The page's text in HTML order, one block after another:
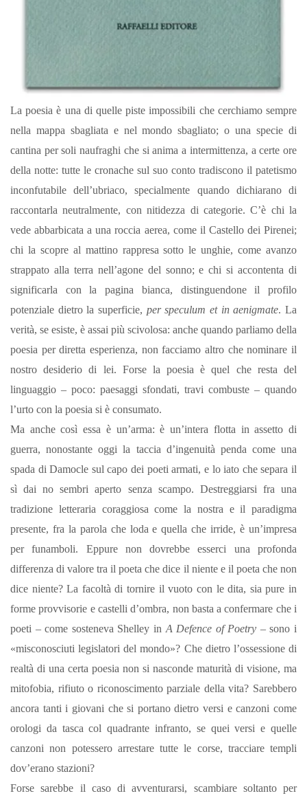
La poesia è una di quelle piste impossibili che cerchiamo sempre
nella mappa sbagliata e nel mondo sbagliato; o una specie di
cantina per soli naufraghi che si anima a intermittenza, a certe ore
della notte: tutte le cronache sul suo conto tradiscono il patetismo
inconfutabile dell’ubriaco, specialmente quando dichiarano di
raccontarla neutralmente, con nitidezza di categorie. C’è chi la
vede abbarbicata a una roccia aerea, come il Castello dei Pirenei;
chi la scopre al mattino rappresa sotto le unghie, come avanzo
strappato alla terra nell’agone del sonno; e chi si accontenta di
significarla con la pagina bianca, distinguendone il profilo
potenziale dietro la superficie, per speculum et in aenigmate.La
verità, se esiste, è assai più scivolosa: anche quando parliamo della
poesia per diretta esperienza, non facciamo altro che nominare il
nostro desiderio di lei. Forse la poesia è quel che resta del
linguaggio – poco: paesaggi sfondati, travi combuste – quando
l’urto con la poesia si è consumato.
Ma anche così essa è un’arma: è un’intera flotta in assetto di
guerra, nonostante oggi la taccia d’ingenuità penda come una
spada di Damocle sul capo dei poeti armati, e lo iato che separa il
sì dai no sembri aperto senza scampo. Destreggiarsi fra una
tradizione letteraria coraggiosa come la nostra e il paradigma
presente, fra la parola che loda e quella che irride, è un’impresa
per funamboli. Eppure non dovrebbe esserci una profonda
differenza di valore tra il poeta che dice il niente e il poeta che non
dice niente? La facoltà di tornire il vuoto con le dita, sia pure in
forme provvisorie e castelli d’ombra, non basta a confermare che i
poeti – come sosteneva Shelley in A Defence of Poetry – sono i
«misconosciuti legislatori del mondo»? Che dietro l’ossessione di
realtà di una certa poesia non si nasconde maturità di visione, ma
mitofobia, rifiuto o riconoscimento parziale della vita? Sarebbero
ancora tanti i giovani che si portano dietro versi e canzoni come
orologi da tasca col quadrante infranto, se quei versi e quelle
canzoni non potessero arrestare tutte le corse, tracciare templi
dov’erano stazioni?
Forse sarebbe il caso di avventurarsi, scambiare soltanto per